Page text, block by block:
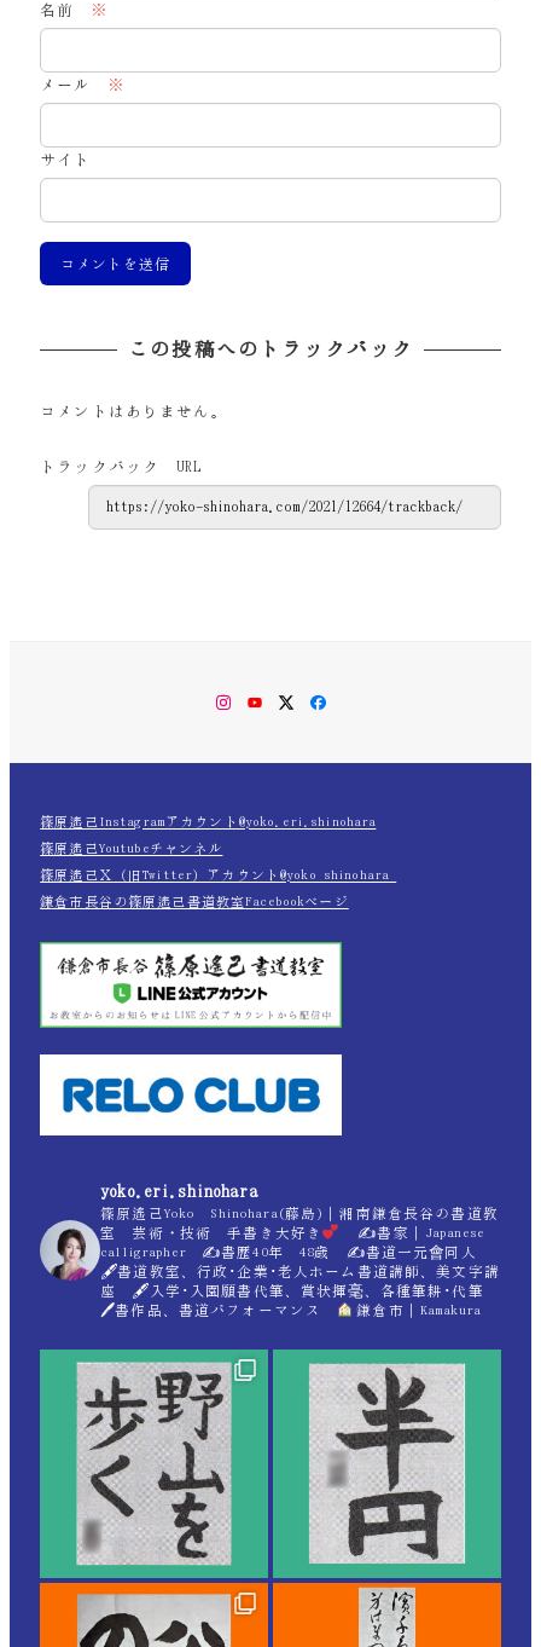
名前 ※
メール ※
サイト
この投稿へのトラックバック
コメントはありません。
トラックバック URL
Instagram
YouTubeTwitterFacebook
篠原遙己Instagramアカウント@yoko.eri.shinohara
篠原遙己Youtubeチャンネル
篠原遙己Ｘ（旧Twitter）アカウント@yoko_shinohara_
鎌倉市長谷の篠原遙己書道教室Facebookページ
yoko.eri.shinohara
篠原遙己Yoko Shinohara(藤島)｜湘南鎌倉長谷の書道教
室 芸術・技術 手書き大好き
✍書家｜Japanese
calligrapher ✍書歴40年 48歳 ✍書道一元會同人
🖋書道教室、行政･企業･老人ホーム書道講師、美文字講
座 🖋入学･入園願書代筆、賞状揮毫、各種筆耕･代筆
🖊書作品、書道パフォーマンス
鎌倉市｜Kamakura